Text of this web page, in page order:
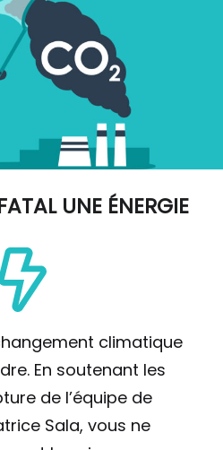
UNE ÉNERGIE
climatique
En soutenant les
de l’équipe de
Sala, vous ne